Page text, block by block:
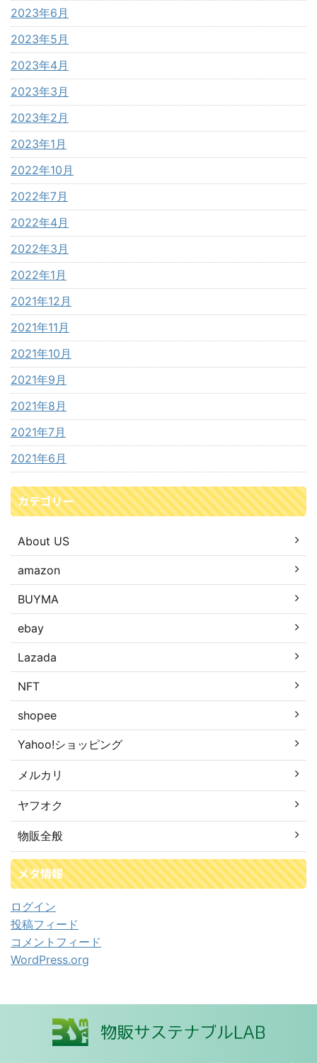
2023年6月
2023年5月
2023年4月
2023年3月
2023年2月
2023年1月
2022年10月
2022年7月
2022年4月
2022年3月
2022年1月
2021年12月
2021年11月
2021年10月
2021年9月
2021年8月
2021年7月
2021年6月
カテゴリー
About US
amazon
BUYMA
ebay
Lazada
NFT
shopee
Yahoo!ショッピング
メルカリ
ヤフオク
物販全般
メタ情報
ログイン
投稿フィード
コメントフィード
WordPress.org